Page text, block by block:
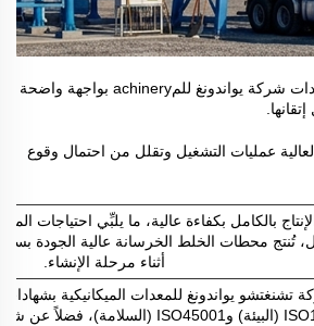
سهولة التشغيل: تتميز معدات شركة يواندونغ للمachinery بواجهة واضحة
عمليات التشغيل وتقلل من احتمال وقوع
بالكامل بكفاءة عالية، ما يلبِّي احتياجات
تُنتج محطات الخلط الخرسانة عالية الجودة
أثناء مرحلة الإنشاء.